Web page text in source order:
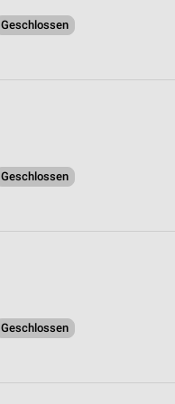
Geschlossen
Geschlossen
Geschlossen